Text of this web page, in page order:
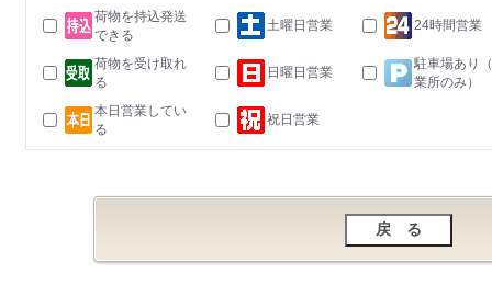
荷物を持込発送
できる
土曜日営業 24時間営業
荷物を受け取れ
る
日曜日営業
駐車場あり
業所のみ）
本日営業してい
る
祝日営業